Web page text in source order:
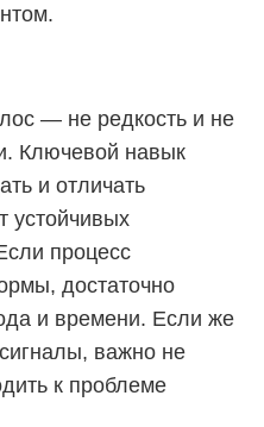
— не редкость и не
Ключевой навык
и отличать
устойчивых
процесс
достаточно
и времени. Если же
важно не
к проблеме